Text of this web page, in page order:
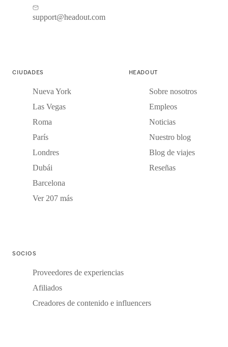
support@headout.com
CIUDADES
Nueva York
Las Vegas
Roma
París
Londres
Dubái
Barcelona
Ver 207 más
HEADOUT
Sobre nosotros
Empleos
Noticias
Nuestro blog
Blog de viajes
Reseñas
SOCIOS
Proveedores de experiencias
Afiliados
Creadores de contenido e influencers